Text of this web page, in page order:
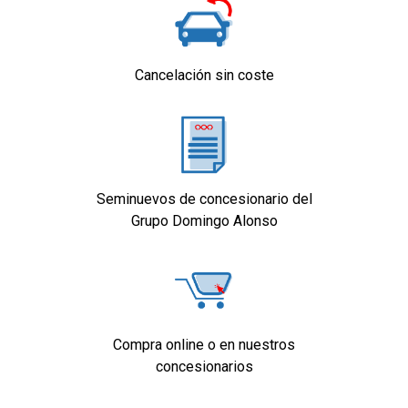
Cancelación sin coste
Seminuevos de concesionario del
Grupo Domingo Alonso
Compra online o en nuestros
concesionarios